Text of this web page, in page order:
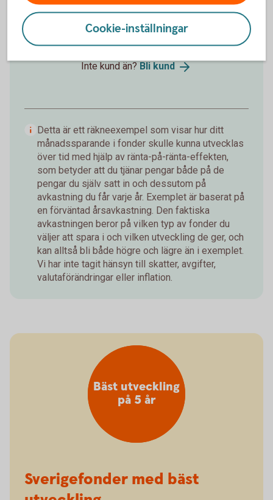
Logga in och börja månadsspara
Inte kund än? Bli kund
Detta är ett räkneexempel som visar hur ditt
månadssparande i fonder skulle kunna utvecklas
över tid med hjälp av ränta-på-ränta-effekten,
som betyder att du tjänar pengar både på de
pengar du själv satt in och dessutom på
avkastning du får varje år. Exemplet är baserat på
en förväntad årsavkastning. Den faktiska
avkastningen beror på vilken typ av fonder du
väljer att spara i och vilken utveckling de ger, och
kan alltså bli både högre och lägre än i exemplet.
Vi har inte tagit hänsyn till skatter, avgifter,
valutaförändringar eller inflation.
Sverigefonder med bäst
Bäst utveckling
på 5 år
Cookie-inställningar